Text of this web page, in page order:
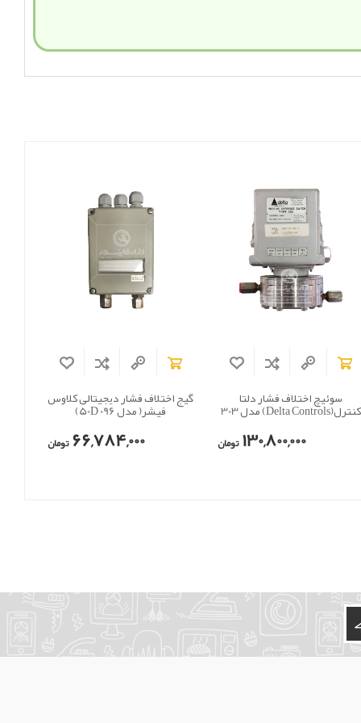
سوئیچ اختلاف فشار دلتا
کنترل(Delta Controls) مدل 303
130,800,000تومان
گیج اختلاف فشار دیجیتالی کلاوس
فیشر( مدل 50D 096)
66,784,000 تومان